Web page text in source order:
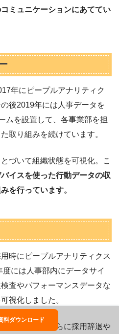
ミュニケーションにあててい
年にピープルアナリティク
後2019年には人事データを
ムを設置して、各事業部を担
取り組みを続けています。
づいて組織状態を可視化。こ
イスを使った行動データの収
を行っています。
時にピープルアナリティクス
には人事部内にデータサイ
査やパフォーマンスデータな
視化しました。
化が進み、さらに採用辞退や
料ダウンロード